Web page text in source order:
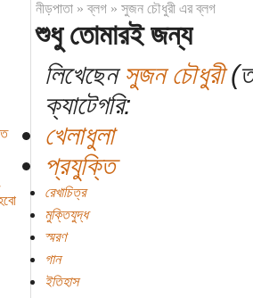
নীড়পাতা»ব্লগ» সুজন চৌধুরী এর ব্লগ
শুধু তোমারই জন্য
লিখেছেনসুজন চৌধুরী
ক্যাটেগরি:
খেলাধুলা
প্রযুক্তি
রেখাচিত্র
মুক্তিযুদ্ধ
স্মরণ
গান
ইতিহাস